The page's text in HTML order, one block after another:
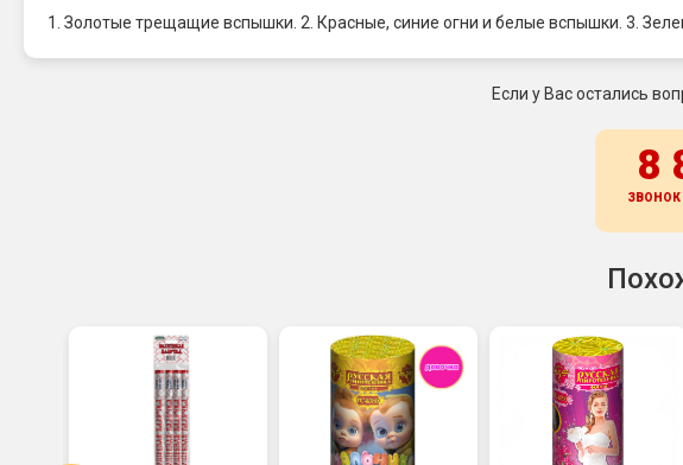
1. Золотые трещащие вспышки. 2. Красные, синие огни и белые вспышки. 3.
Если у Вас остались
8
ЗВОНОК